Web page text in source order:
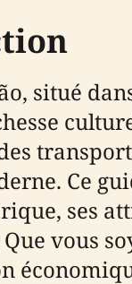
situé
Ce
ses
vous